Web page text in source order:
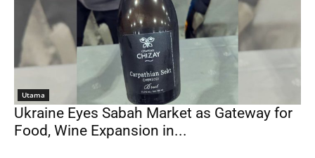
Utama
Ukraine Eyes Sabah Market as Gateway for
Food, Wine Expansion in...